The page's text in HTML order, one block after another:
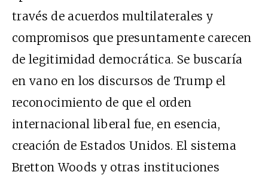
través de acuerdos multilaterales y
compromisos que presuntamente carecen
de legitimidad democrática. Se buscaría
en vano en los discursos de Trump el
reconocimiento de que el orden
internacional liberal fue, en esencia,
creación de Estados Unidos. El sistema
Bretton Woods y otras instituciones